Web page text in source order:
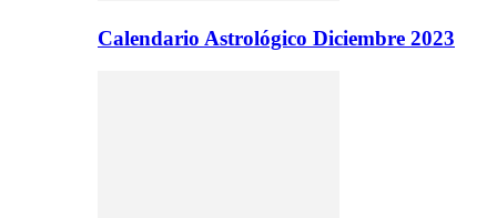
Calendario Astrológico Diciembre 2023